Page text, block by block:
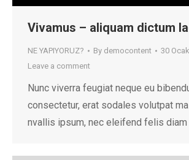
Vivamus – aliquam dictum
NE YAPIYORUZ? By democontent
30
Leave a comment
Nunc viverra feugiat neque eu
consectetur, erat sodales volutpat
nvallis ipsum, nec eleifend felis diam